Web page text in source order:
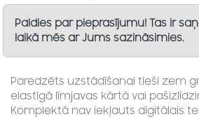
Paldies par pieprasījumu! Tas ir
laikā mēs ar Jums sazināsimies.
Paredzēts uzstādīšanai tieši zem
elastīgā līmjavas kārtā vai
Komplektā nav iekļauts digitālais